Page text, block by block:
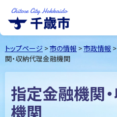
千歳市Chitose
City Hokkaido
トップページ >市の情報 >市政情報 >
関・収納代理金融機関
指定金融機関
機関